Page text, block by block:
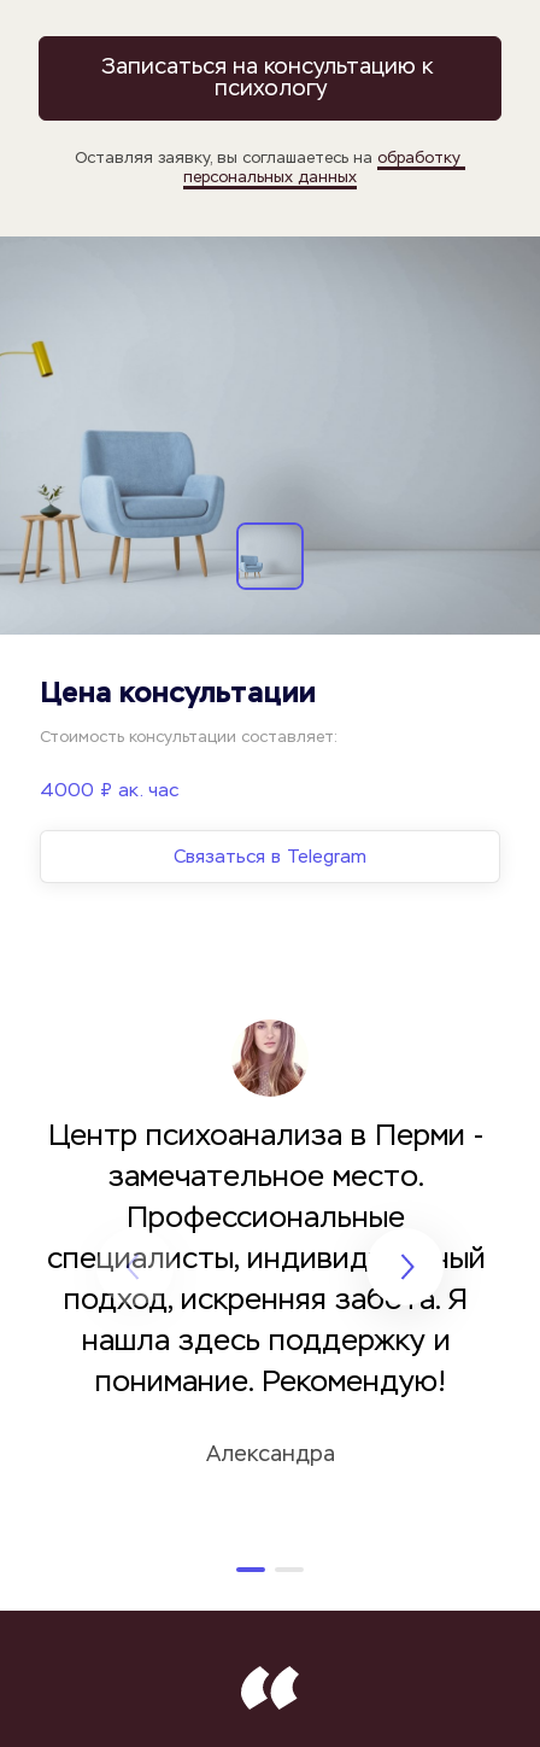
Записаться на консультацию к
психологу
Оставляя заявку, вы соглашаетесь на обработку
персональных данных
Цена консультации
Стоимость консультации составляет:
4000 ₽ ак. час
Связаться в Telegram
Центр психоанализа в Перми -
замечательное место.
Профессиональные
специалисты, индивидуальный
подход, искренняя забота. Я
нашла здесь поддержку и
понимание. Рекомендую!
Александра